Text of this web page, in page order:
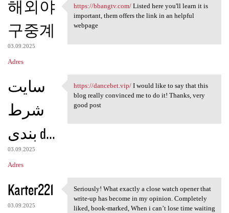
해외야
구중계
03.09.2025
Adres
https://bbangtv.com/ Listed
https://bbangtv.com/Listed here you'll learn it is
important, them offers the link in an helpful
webpage
سایت
شرط
بندی d...
03.09.2025
Adres
https://dancebet.vip/ I would
https://dancebet.vip/I would like to say that this
blog really convinced me to do it! Thanks, very
good post
Karter221
03.09.2025
Seriously! What exactly a
Seriously! What exactly a close watch opener that
write-up has become in my opinion. Completely
liked, book-marked, When i can’t lose time waiting